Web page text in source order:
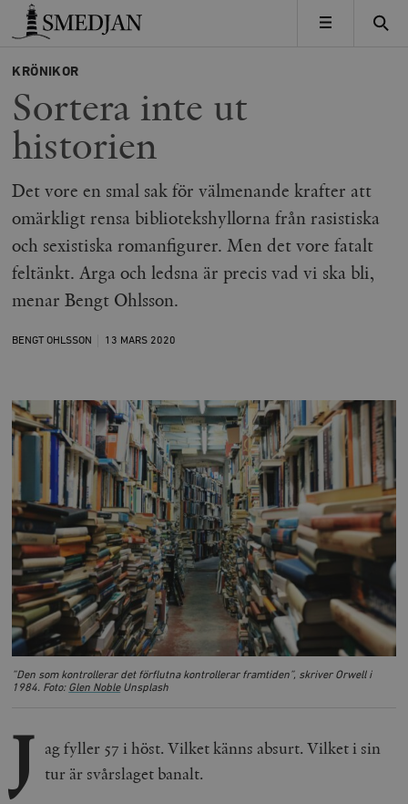
Timbro
MENY
KRÖNIKOR
Sortera inte ut
historien
Det vore en smal sak för välmenande krafter att
omärkligt rensa bibliotekshyllorna från rasistiska
och sexistiska romanfigurer. Men det vore fatalt
feltänkt. Arga och ledsna är precis vad vi ska bli,
menar Bengt Ohlsson.
BENGT OHLSSON 13 MARS 2020
”Den som kontrollerar det förflutna kontrollerar framtiden”, skriver Orwell i
1984. Foto: Glen NobleUnsplash
J ag fyller 57 i höst. Vilket känns absurt. Vilket i sin
tur är svårslaget banalt.